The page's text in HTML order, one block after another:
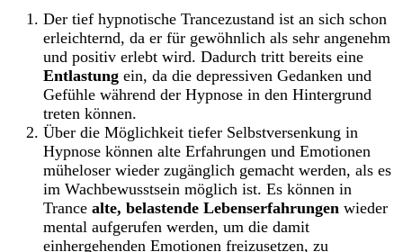
Der tief hypnotische Trancezustand ist an sich schon
erleichternd, da er für gewöhnlich als sehr angenehm
und positiv erlebt wird. Dadurch tritt bereits eine
Entlastung ein, da die depressiven Gedanken und
Gefühle während der Hypnose in den Hintergrund
treten können.
Über die Möglichkeit tiefer Selbstversenkung in
Hypnose können alte Erfahrungen und Emotionen
müheloser wieder zugänglich gemacht werden, als es
im Wachbewusstsein möglich ist. Es können in
Trance alte, belastende Lebenserfahrungen wieder
mental aufgerufen werden, um die damit
einhergehenden Emotionen freizusetzen, zu